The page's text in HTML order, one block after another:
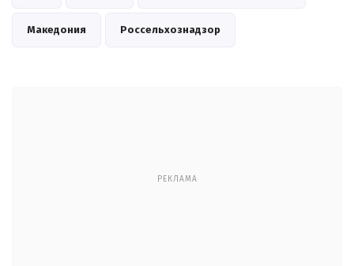
Македония Россельхознадзор
РЕКЛАМА